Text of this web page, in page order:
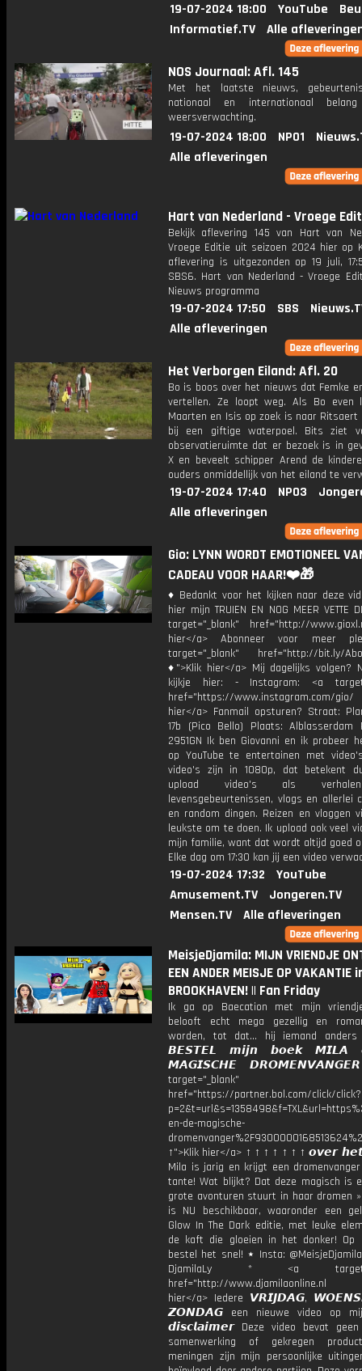
19-07-2024 18:00 YouTube
Informatief.TV
Alle
NOS Journaal: Afl. 145
Met het laatste nieuws,
nationaal en internationaal
weersverwachting.
19-07-2024 18:00 NPO1
Alle afleveringen
Hart van Nederland - Vroege
Bekijk aflevering 145 van Hart van
Vroege Editie uit seizoen 2024 hier op
aflevering is uitgezonden op 19 juli,
SBS6. Hart van Nederland - Vroege
Nieuws programma
19-07-2024 17:50 SBS
Alle afleveringen
Het Verborgen Eiland: Afl. 20
Bo is boos over het nieuws dat Femke
vertellen. Ze loopt weg. Als Bo even
Maarten en Isis op zoek is naar Ritsaert
bij een giftige waterpoel. Bits ziet
observatieruimte dat er bezoek is in
X en beveelt schipper Arend de
ouders onmiddellijk van het eiland te
19-07-2024 17:40 NPO3
Alle afleveringen
Gio: LYNN WORDT EMOTIONEEL
CADEAU VOOR HAAR!❤️🎁
♦ Bedankt voor het kijken naar deze
hier mijn TRUIEN EN NOG MEER VETTE
target="_blank" href="http://
hier</a> Abonneer voor meer
target="_blank" href="http://bit.ly/
♦">Klik hier</a> Mij dagelijks volgen?
kijkje hier: - Instagram: <a
href="https://www.instagram.com/
hier</a> Fanmail opsturen? Straat:
17b (Pico Bello) Plaats: Alblasserdam
2951GN Ik ben Giovanni en ik probeer
op YouTube te entertainen met
video's zijn in 1080p, dat betekent
upload video's als
levensgebeurtenissen, vlogs en allerlei
en random dingen. Reizen en vloggen
leukste om te doen. Ik upload ook veel
mijn familie, want dat wordt altijd goed
Elke dag om 17:30 kan jij een video
19-07-2024 17:32
YouTube
Amusement.TV
Jongeren.TV
Mensen.TV
Alle afleveringen
MeisjeDjamila: MIJN VRIENDJE
EEN ANDER MEISJE OP VAKANTIE
BROOKHAVEN! || Fan Friday
Ik ga op Baecation met mijn
belooft echt mega gezellig en
worden, tot dat... hij iemand anders
𝘽𝙀𝙎𝙏𝙀𝙇 𝙢𝙞𝙟𝙣 𝙗𝙤𝙚𝙠 𝙈𝙄𝙇𝘼
𝙈𝘼𝙂𝙄𝙎𝘾𝙃𝙀
target="_blank"
href="https://partner.bol.com/click/click?
en-de-magische-
↑">Klik hier</a> ↑ ↑ ↑ ↑ ↑ ↑ ↑ 𝙤𝙫𝙚𝙧
Mila is jarig en krijgt een
tante! Wat blijkt? Dat deze magisch is
grote avonturen stuurt in haar dromen
is NU beschikbaar, waaronder een
Glow In The Dark editie, met leuke
de kaft die gloeien in het donker! Op
bestel het snel! ⋆ Insta:
DjamilaLy * <a
href="http://
hier</a> Iedere 𝙑𝙍𝙄𝙅𝘿𝘼𝙂,
𝙕𝙊𝙉𝘿𝘼𝙂 een nieuwe video op
𝙙𝙞𝙨𝙘𝙡𝙖𝙞𝙢𝙚𝙧 Deze video bevat geen
samenwerking of gekregen
meningen zijn mijn persoonlijke